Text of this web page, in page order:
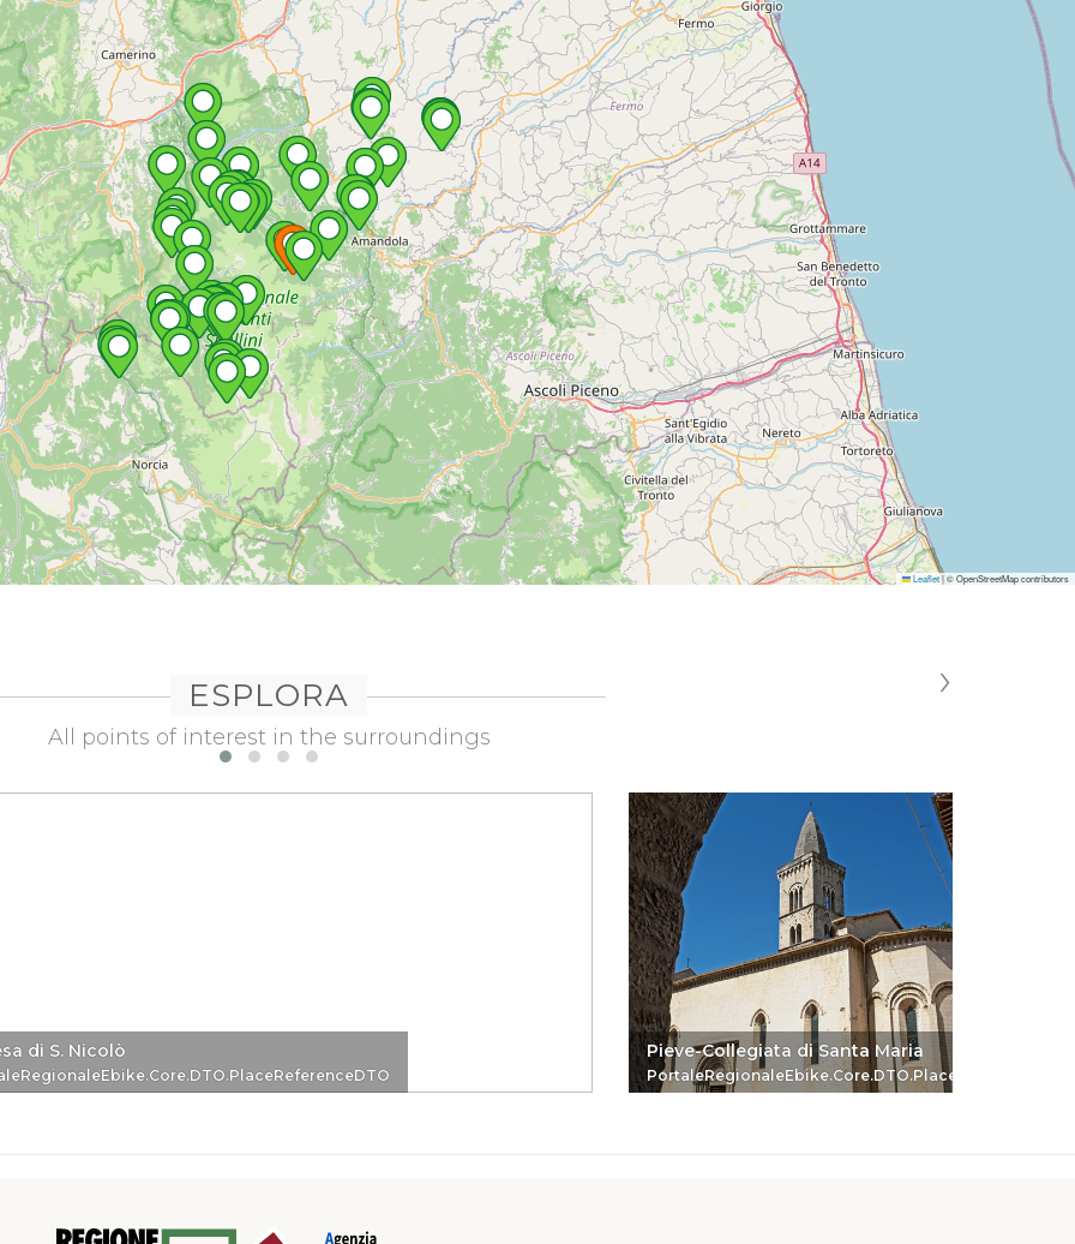
Leaflet|© OpenStreetMap contributors
ESPLORA
All points of interest in the surroundings
di S. Nicolò Pieve-Collegiata di Santa Maria
PortaleRegionaleEbike.Core.DTO.PlaceReferenceDTO
›